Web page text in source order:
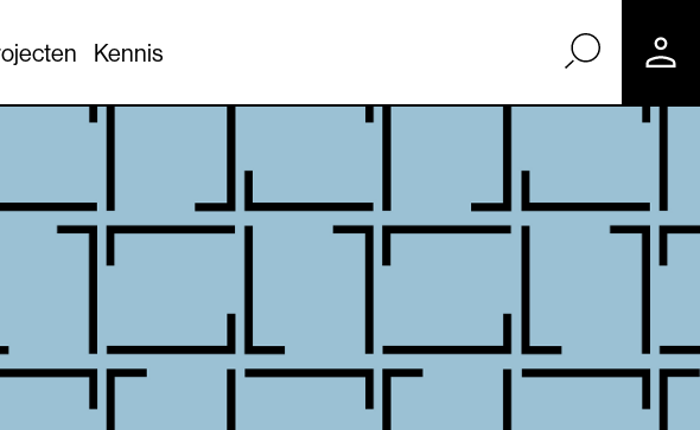
Kennis